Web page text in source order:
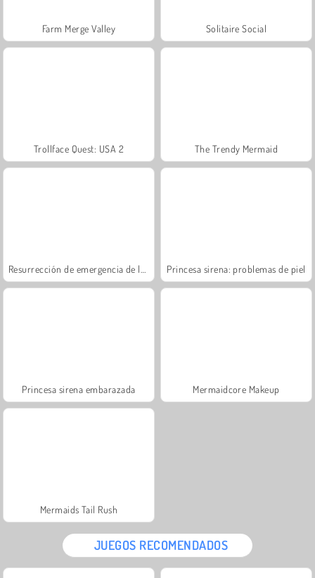
Farm Merge Valley Solitaire Social
Trollface Quest: USA 2 The Trendy Mermaid
Princesa sirena: problemas de piel
Princesa sirena embarazada Mermaidcore Makeup
Mermaids Tail Rush
JUEGOS RECOMENDADOS